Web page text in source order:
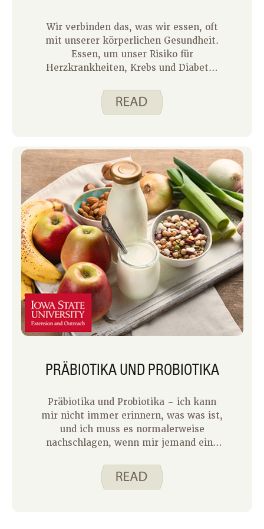
Wir verbinden das, was wir essen, oft
mit unserer körperlichen Gesundheit.
Essen, um unser Risiko für
Herzkrankheiten, Krebs und Diabetes
unsere Knochen und Muskeln im Alter
stark zu halten, damit wir weiterhin
sich auch auf die Gesundheit unseres
Gehirns auswirken. Kein einzelnes
Lebensmittel kann einen scharfen
Verstand im Alter garantieren, aber ein
gesundes Essverhalten, das viel Obst,
Gemüse, Vollkornprodukte, pflanzliche
Proteine, Fisch und gesunde Fette
enthält, kann Ihrem Gehirn helfen,
optimal zu funktionieren. Die gute
Nachricht ist, dass die besten
Lebensmittel für Ihr Gehirn auch
diejenigen sind, die gut für Ihr Herz
und Ihre Blutgefäße sind. Eine gute
Durchblutung ist wichtig für ein
gesundes Gehirn.
PRÄBIOTIKA UND PROBIOTIKA
Präbiotika und Probiotika – ich kann
mir nicht immer erinnern, was was ist,
und ich muss es normalerweise
nachschlagen, wenn mir jemand eine
Sicherheit weiß, ist, dass sie wichtig
für ein gesundes Darmmikrobiom sind.